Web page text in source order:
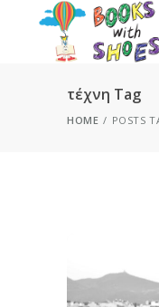
τέχνη Tag
HOME POSTS